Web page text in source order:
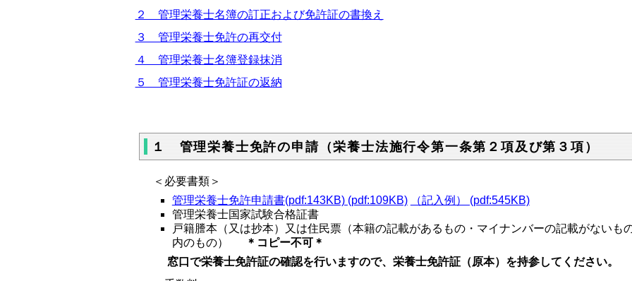
２ 管理栄養士名簿の訂正および免許証の書換え
３ 管理栄養士免許の再交付
４ 管理栄養士名簿登録抹消
５ 管理栄養士免許証の返納
１ 管理栄養士免許の申請（栄養士法施行令第一条第２項及び第３項）
＜必要書類＞
管理栄養士免許申請書(pdf:143KB) (pdf:109KB)
（記入例） (pdf:545KB)
管理栄養士国家試験合格証書
戸籍謄本（又は抄本）又は住民票（本籍の記載があるもの・マイナンバーの記載がないも
内のもの）
＊コピー不可＊
窓口で栄養士免許証の確認を行いますので、栄養士免許証（原本）を持参してください。